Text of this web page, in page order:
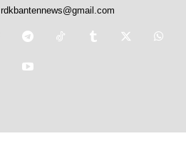
rdkbantennews@gmail.com